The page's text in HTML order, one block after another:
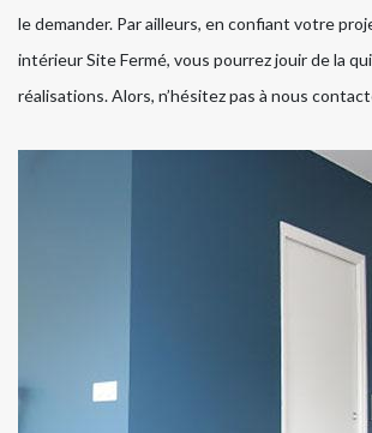
le demander. Par ailleurs, en confiant votre
intérieur Site Fermé, vous pourrez jouir de la
réalisations. Alors, n’hésitez pas à nous